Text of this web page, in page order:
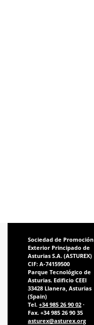
Sociedad de Promoción
Exterior Principado de
Asturias S.A. (ASTUREX)
CIF: A-74159500
Parque Tecnológico de
Asturias. Edificio CEEI
33428 Llanera, Asturias
(Spain)
Tel. +34 985 26 90 02 ·
Fax. +34 985 26 90 35
asturex@asturex.org